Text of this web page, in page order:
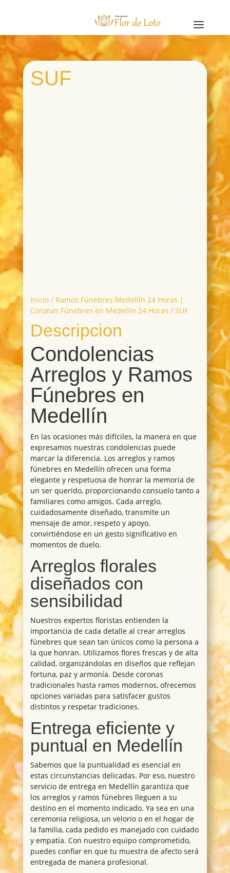
a
SUF
Inicio/ Ramos Fúnebres Medellín 24 Horas |
Coronas Fúnebres en Medellín 24 Horas / SUF
Descripcion
Condolencias
Arreglos y Ramos
Fúnebres en
Medellín
En las ocasiones más difíciles, la manera en que
expresamos nuestras condolencias puede
marcar la diferencia. Los arreglos y ramos
fúnebres en Medellín ofrecen una forma
elegante y respetuosa de honrar la memoria de
un ser querido, proporcionando consuelo tanto a
familiares como amigos. Cada arreglo,
cuidadosamente diseñado, transmite un
mensaje de amor, respeto y apoyo,
convirtiéndose en un gesto significativo en
momentos de duelo.
Arreglos florales
diseñados con
sensibilidad
Nuestros expertos floristas entienden la
importancia de cada detalle al crear arreglos
fúnebres que sean tan únicos como la persona a
la que honran. Utilizamos flores frescas y de alta
calidad, organizándolas en diseños que reflejan
fortuna, paz y armonía. Desde coronas
tradicionales hasta ramos modernos, ofrecemos
opciones variadas para satisfacer gustos
distintos y respetar tradiciones.
Entrega eficiente y
puntual en Medellín
Sabemos que la puntualidad es esencial en
estas circunstancias delicadas. Por eso, nuestro
servicio de entrega en Medellín garantiza que
los arreglos y ramos fúnebres lleguen a su
destino en el momento indicado. Ya sea en una
ceremonia religiosa, un velorio o en el hogar de
la familia, cada pedido es manejado con cuidado
y empatía. Con nuestro equipo comprometido,
puedes confiar en que tu muestra de afecto será
entregada de manera profesional.